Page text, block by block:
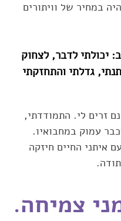
במחיר של ‏וויתורים
יכולתי לדבר, לצחוק
גדלתי והתחזקתי
זרים לי. התמודדתי,
עמוק במחבואיו.
איתני החיים חיזקה
צמיחה.